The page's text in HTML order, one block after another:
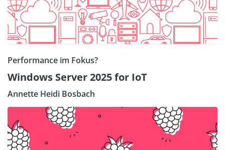
Performance im Fokus?
Windows Server 2025 for IoT
Annette Heidi Bosbach